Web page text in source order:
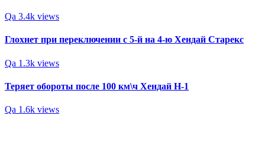
Qa 3.4k views
Глохнет при переключении с 5-й на 4-ю Хендай Старекс
Qa 1.3k views
Теряет обороты после 100 км\ч Хендай H-1
Qa 1.6k views